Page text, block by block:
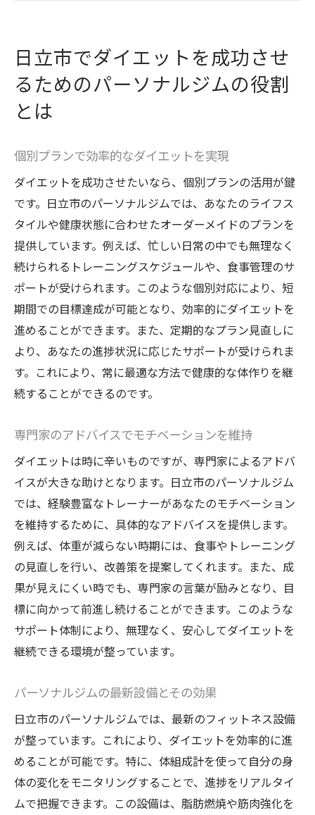
援
日立市独自のトレーニング方法とは
法
日立市の自然を活用したトレーニング
栄養バランスを考慮した食事指導
ストレス解消に効果的な運動メニュー
継続がカギ！無理のないダイエット計画
ウェルネスプログラムで心も体も健康に
フィードバックを活かした改善プロセス
日立市でのダイエット成功例に学ぶパーソナル
ジムの魅力
目標達成のためのステップバイステップガ
イド
ダイエット成功に必要な心構え
パーソナルジムでの変革のプロセス
日立市独自の成功事例を振り返る
成功例に見るパーソナルジムの実力
専門家のアドバイスで効果的にダイエットを進
める日立市の事例
目標設定の重要性とその方法
パーソナルコーチの指導がもたらす効果
日立市の専門家が提案するダイエット戦略
継続的なサポートでモチベーションを維持
ローチ
ダイエットにおけるメンタルサポートの重
要性
日立市の豊かな自然を活かしたトレーニングプ
ランで理想の体型を目指す
自然の中でのエクササイズの利点
日立市でダイエットを成功させ
るためのパーソナルジムの役割
とは
個別プランで効率的なダイエットを実現
ダイエットを成功させたいなら、個別プランの活用が鍵
です。日立市のパーソナルジムでは、あなたのライフス
タイルや健康状態に合わせたオーダーメイドのプランを
提供しています。例えば、忙しい日常の中でも無理なく
続けられるトレーニングスケジュールや、食事管理のサ
ポートが受けられます。このような個別対応により、短
期間での目標達成が可能となり、効率的にダイエットを
進めることができます。また、定期的なプラン見直しに
より、あなたの進捗状況に応じたサポートが受けられま
す。これにより、常に最適な方法で健康的な体作りを継
続することができるのです。
専門家のアドバイスでモチベーションを維持
ダイエットは時に辛いものですが、専門家によるアドバ
イスが大きな助けとなります。日立市のパーソナルジム
では、経験豊富なトレーナーがあなたのモチベーション
を維持するために、具体的なアドバイスを提供します。
例えば、体重が減らない時期には、食事やトレーニング
の見直しを行い、改善策を提案してくれます。また、成
果が見えにくい時でも、専門家の言葉が励みとなり、目
標に向かって前進し続けることができます。このような
サポート体制により、無理なく、安心してダイエットを
継続できる環境が整っています。
パーソナルジムの最新設備とその効果
日立市のパーソナルジムでは、最新のフィットネス設備
が整っています。これにより、ダイエットを効率的に進
めることが可能です。特に、体組成計を使って自分の身
体の変化をモニタリングすることで、進捗をリアルタイ
ムで把握できます。この設備は、脂肪燃焼や筋肉強化を